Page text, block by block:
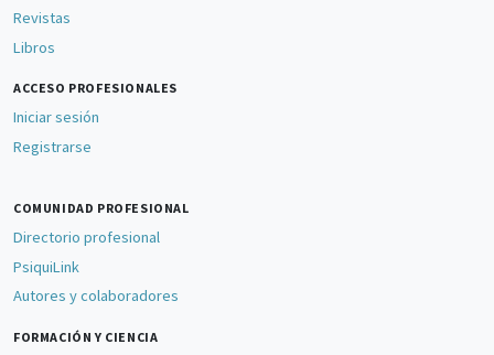
Revistas
Libros
ACCESO PROFESIONALES
Iniciar sesión
Registrarse
COMUNIDAD PROFESIONAL
Directorio profesional
PsiquiLink
Autores y colaboradores
FORMACIÓN Y CIENCIA